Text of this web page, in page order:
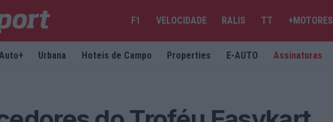
F1 VELOCIDADE RALIS TT +MOTORES
Urbana Hoteis de Campo Properties E-AUTO Assinaturas